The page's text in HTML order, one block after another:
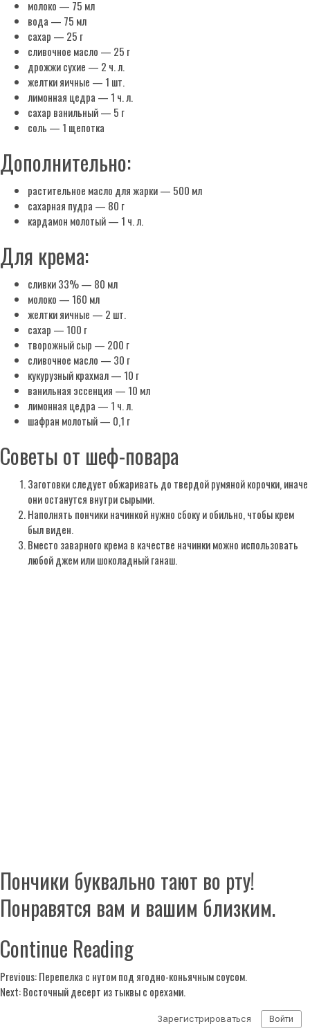
молоко — 75 мл
вода — 75 мл
сахар — 25 г
сливочное масло — 25 г
дрожжи сухие — 2 ч. л.
желтки яичные — 1 шт.
лимонная цедра — 1 ч. л.
сахар ванильный — 5 г
соль — 1 щепотка
Дополнительно:
растительное масло для жарки — 500 мл
сахарная пудра — 80 г
кардамон молотый — 1 ч. л.
Для крема:
сливки 33% — 80 мл
молоко — 160 мл
желтки яичные — 2 шт.
сахар — 100 г
творожный сыр — 200 г
сливочное масло — 30 г
кукурузный крахмал — 10 г
ванильная эссенция — 10 мл
лимонная цедра — 1 ч. л.
шафран молотый — 0,1 г
Советы от шеф-повара
Заготовки следует обжаривать до твердой румяной корочки, иначе
они останутся внутри сырыми.
Наполнять пончики начинкой нужно сбоку и обильно, чтобы крем
был виден.
Вместо заварного крема в качестве начинки можно использовать
любой джем или шоколадный ганаш.
Пончики буквально тают во рту!
Понравятся вам и вашим близким.
Continue Reading
Previous:Перепелка с нутом под ягодно-коньячным соусом.
Next:Восточный десерт из тыквы с орехами.